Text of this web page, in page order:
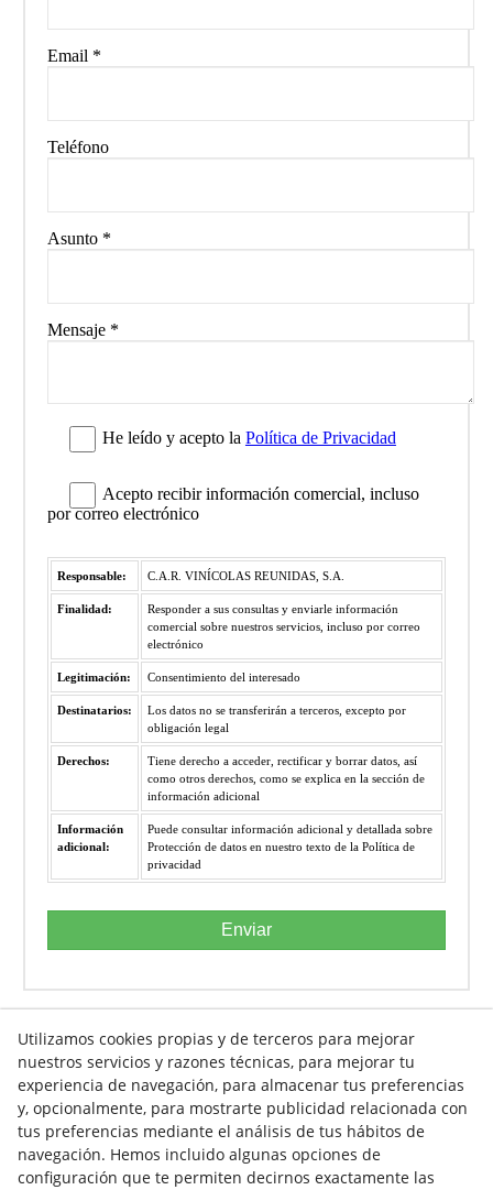
Email *
Teléfono
Asunto *
Mensaje *
He leído y acepto la Política de Privacidad
Acepto recibir información comercial, incluso
por correo electrónico
Responsable: C.A.R. VINÍCOLAS REUNIDAS, S.A.
Finalidad:
Responder a sus consultas y enviarle información
comercial sobre nuestros servicios, incluso por correo
electrónico
Legitimación: Consentimiento del interesado
Destinatarios:
Los datos no se transferirán a terceros, excepto por
obligación legal
Derechos:
Tiene derecho a acceder, rectificar y borrar datos, así
como otros derechos, como se explica en la sección de
información adicional
Información
adicional:
Puede consultar información adicional y detallada sobre
Protección de datos en nuestro texto de la Política de
privacidad
Enviar
Info venta online
Contacto
Utilizamos cookies propias y de terceros para mejorar
nuestros servicios y razones técnicas, para mejorar tu
experiencia de navegación, para almacenar tus preferencias
y, opcionalmente, para mostrarte publicidad relacionada con
tus preferencias mediante el análisis de tus hábitos de
navegación. Hemos incluido algunas opciones de
configuración que te permiten decirnos exactamente las